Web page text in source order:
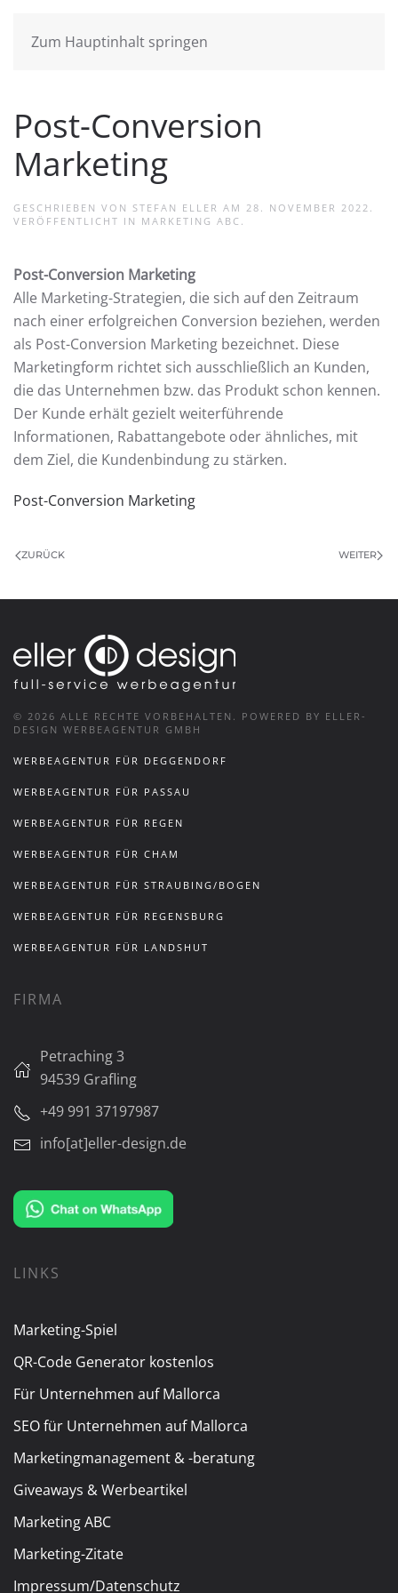
Zum Hauptinhalt springen
Post-Conversion
Marketing
GESCHRIEBEN VON STEFAN ELLER AM 28. NOVEMBER 2022 .
VERÖFFENTLICHT IN MARKETING ABC .
Post-Conversion Marketing
Alle Marketing-Strategien, die sich auf den Zeitraum
nach einer erfolgreichen Conversion beziehen, werden
als Post-Conversion Marketing bezeichnet. Diese
Marketingform richtet sich ausschließlich an Kunden,
die das Unternehmen bzw. das Produkt schon kennen.
Der Kunde erhält gezielt weiterführende
Informationen, Rabattangebote oder ähnliches, mit
dem Ziel, die Kundenbindung zu stärken.
Post-Conversion Marketing
ZURÜCK WEITER
© 2026 ALLE RECHTE VORBEHALTEN. POWERED BY ELLER-
DESIGN WERBEAGENTUR GMBH
WERBEAGENTUR FÜR DEGGENDORF
WERBEAGENTUR FÜR PASSAU
WERBEAGENTUR FÜR REGEN
WERBEAGENTUR FÜR CHAM
WERBEAGENTUR FÜR STRAUBING/BOGEN
WERBEAGENTUR FÜR REGENSBURG
WERBEAGENTUR FÜR LANDSHUT
FIRMA
Petraching 3
94539 Grafling
+49 991 37197987
info[at]eller-design.de
LINKS
Marketing-Spiel
QR-Code Generator kostenlos
Für Unternehmen auf Mallorca
SEO für Unternehmen auf Mallorca
Marketingmanagement & -beratung
Giveaways & Werbeartikel
Marketing ABC
Marketing-Zitate
Impressum/Datenschutz